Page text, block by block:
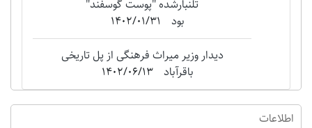
تلنبارشده "‌پوست گوسفند"
بود
1402/01/31
دیدار وزیر میراث فرهنگی از پل تاریخی
باقرآباد
1402/06/13
اطلاعات